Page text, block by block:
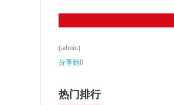
(admin)
分享到 0
热门排行